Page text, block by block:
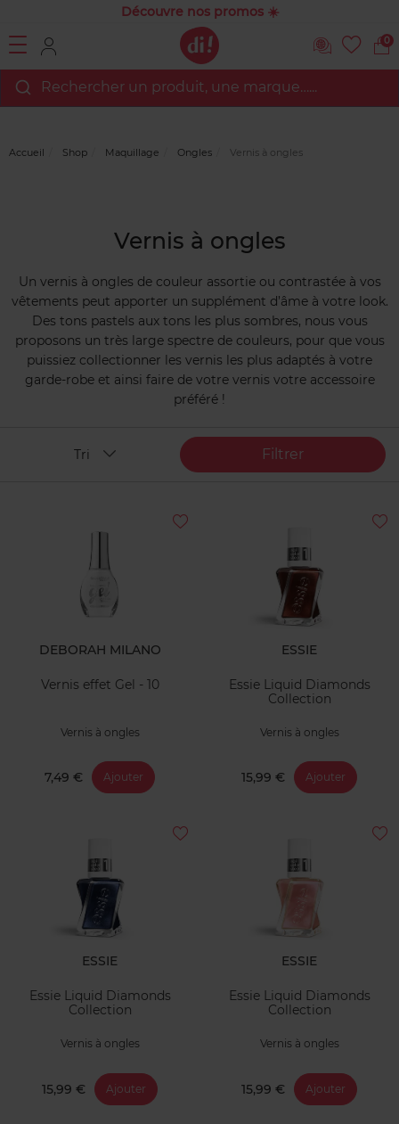
Découvre nos promos ☀️
0
Rechercher un produit, une marque…...
Accueil Shop Maquillage Ongles Vernis à ongles
Vernis à ongles
Un vernis à ongles de couleur assortie ou contrastée à vos
vêtements peut apporter un supplément d’âme à votre look.
Des tons pastels aux tons les plus sombres, nous vous
proposons un très large spectre de couleurs, pour que vous
puissiez collectionner les vernis les plus adaptés à votre
garde-robe et ainsi faire de votre vernis votre accessoire
préféré !
Filtrer
Tri
DEBORAH MILANO
Vernis effet Gel - 10
Vernis à ongles
7,49 € Ajouter
ESSIE
Essie Liquid Diamonds
Collection
Vernis à ongles
15,99 € Ajouter
ESSIE
Essie Liquid Diamonds
Collection
Vernis à ongles
15,99 € Ajouter
ESSIE
Essie Liquid Diamonds
Collection
Vernis à ongles
15,99 € Ajouter